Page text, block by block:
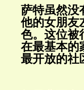
萨特虽然没
他的女朋友
色。这位被
在最基本的
最开放的社